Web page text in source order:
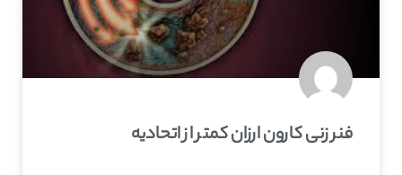
فنر زنی کارون ارزان کمتر از اتحادیه